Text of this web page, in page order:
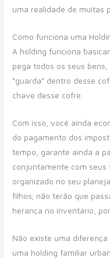
uma realidade de muitas
Como funciona uma
A holding funciona
pega todos os seus
“guarda” dentro desse
chave desse cofre.
Com isso, você ainda
do pagamento dos
tempo, garante ainda a
conjuntamente com
organizado no seu
filhos; não terão que
herança no inventário,
Não existe uma
uma holding familiar